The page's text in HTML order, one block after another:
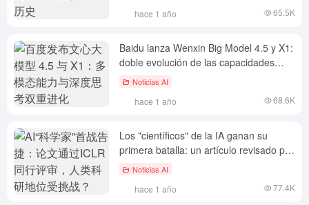
hace 1 año 65.5K
Baidu lanza Wenxin Big Model 4.5 y X1:
doble evolución de las capacidades
multimodales y el pensamiento
Noticias AI
hace 1 año 68.6K
Los "científicos" de la IA ganan su
primera batalla: un artículo revisado por
expertos del ICLR, ¿se cuestiona el
Noticias AI
hace 1 año 77.4K